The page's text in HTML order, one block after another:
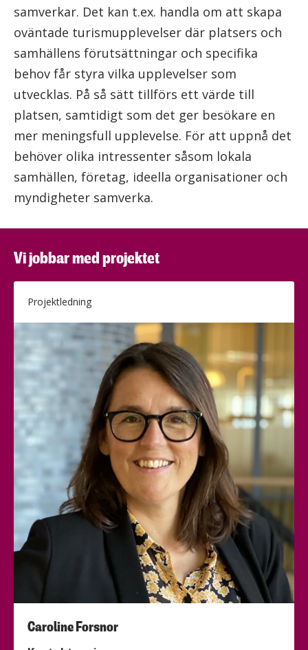
samverkar. Det kan t.ex. handla om att skapa
oväntade turismupplevelser där platsers och
samhällens förutsättningar och specifika
behov får styra vilka upplevelser som
utvecklas. På så sätt tillförs ett värde till
platsen, samtidigt som det ger besökare en
mer meningsfull upplevelse. För att uppnå det
behöver olika intressenter såsom lokala
samhällen, företag, ideella organisationer och
myndigheter samverka.
Vi jobbar med projektet
Projektledning
Caroline Forsnor